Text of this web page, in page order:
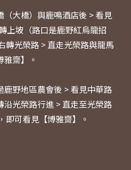
大橋）與鹿鳴酒店後 > 看見
上坡（路口是鹿野紅烏龍招
轉光榮路 > 直走光榮路與龍馬
齋】。
野地區農會後 > 看見中華路
光榮路行進 > 直走至光榮路
即可看見【博雅齋】。